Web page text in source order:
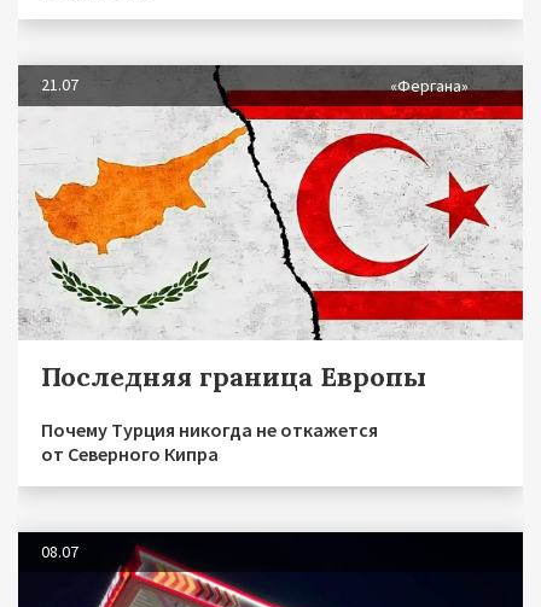
21.07 «Фергана»
Последняя граница Европы
Почему Турция никогда не откажется
от Северного Кипра
08.07